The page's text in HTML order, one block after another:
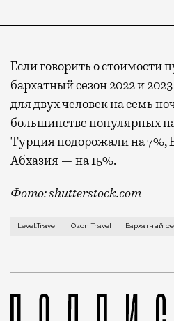
Если говорить о стоимости
бархатный сезон 2022 и
для двух человек на семь
большинстве популярных
Турция подорожали на 7%,
Абхазия — на 15%.
Фото: shutterstock.com
Этой осенью россияне
Level.Travel Ozon Travel Бархатный